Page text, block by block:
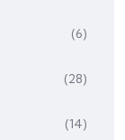
(6)
(28)
(14)